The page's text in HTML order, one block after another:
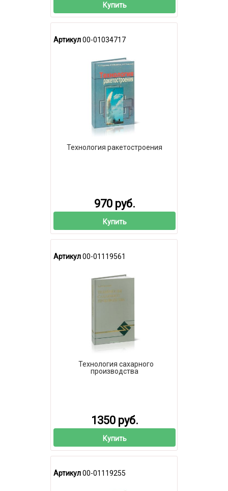
Купить
Артикул00-01034717
Технология ракетостроения
970 руб.
Купить
Артикул00-01119561
Технология сахарного
производства
1350 руб.
Купить
Артикул00-01119255